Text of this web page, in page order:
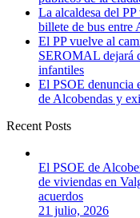
La alcaldesa del
billete de bus entre
El PP vuelve al
SEROMAL dejará
infantiles
El PSOE denuncia
de Alcobendas y
Recent Posts
El PSOE de
de viviendas en
acuerdos
21 julio, 2026